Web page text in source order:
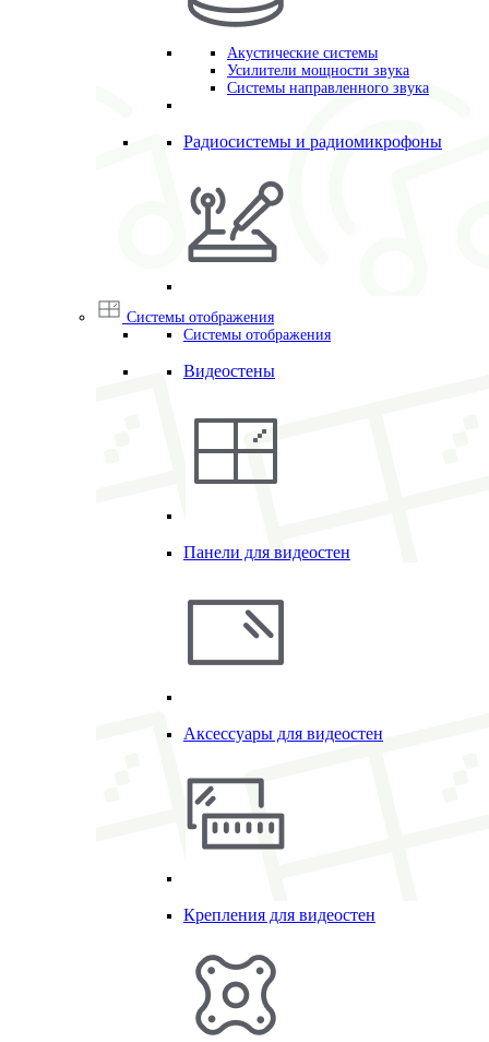
Акустические системы
Усилители мощности звука
Системы направленного звука
Радиосистемы и радиомикрофоны
Системы отображения
Системы отображения
Видеостены
Панели для видеостен
Аксессуары для видеостен
Крепления для видеостен